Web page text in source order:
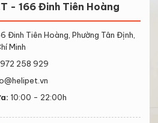
- 166 Đinh Tiên Hoàng
Đinh Tiên Hoàng, Phường Tân Định,
Minh
258 929
10:00 - 22:00h